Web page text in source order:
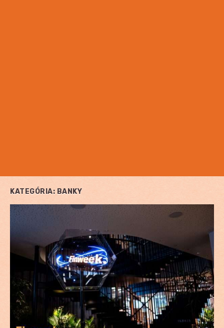
KATEGÓRIA: BANKY